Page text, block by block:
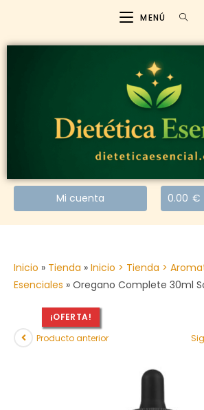
MENÚ
Mi cuenta 0.00 €
Inicio » Tienda » Inicio > Tienda >
Esenciales » Oregano Complete 30ml
¡OFERTA!
Producto anterior